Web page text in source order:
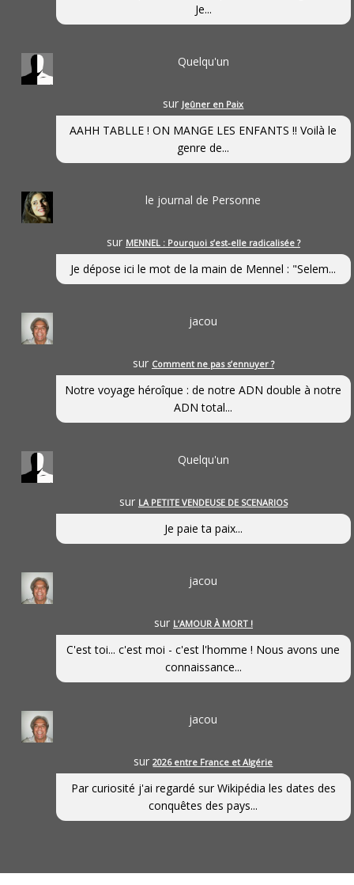
Je...
Quelqu'un
sur Jeûner en Paix
AAHH TABLLE ! ON MANGE LES ENFANTS !! Voilà le
genre de...
le journal de Personne
sur MENNEL : Pourquoi s’est-elle radicalisée ?
Je dépose ici le mot de la main de Mennel : "Selem...
jacou
sur Comment ne pas s’ennuyer ?
Notre voyage héroîque : de notre ADN double à notre
ADN total...
Quelqu'un
sur LA PETITE VENDEUSE DE SCENARIOS
Je paie ta paix...
jacou
sur L’AMOUR À MORT !
C'est toi... c'est moi - c'est l'homme ! Nous avons une
connaissance...
jacou
sur2026 entre France et Algérie
Par curiosité j'ai regardé sur Wikipédia les dates des
conquêtes des pays...